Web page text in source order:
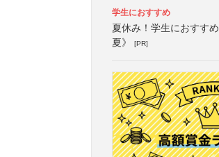
学生におすすめ
夏休み！学生におすす
夏》
[PR]